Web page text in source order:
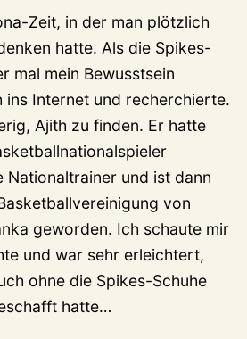
Zeit, in der man plötzlich
hatte. Als die Spikes-
mal mein Bewusstsein
ins Internet und recherchierte.
Ajith zu finden. Er hatte
Nationaltrainer und ist dann
von
geworden. Ich schaute mir
und war sehr erleichtert,
ohne die Spikes-Schuhe
hatte…